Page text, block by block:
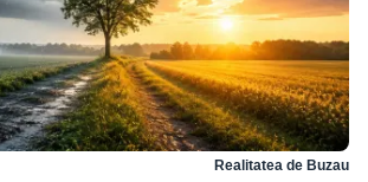
Realitatea de Buzau